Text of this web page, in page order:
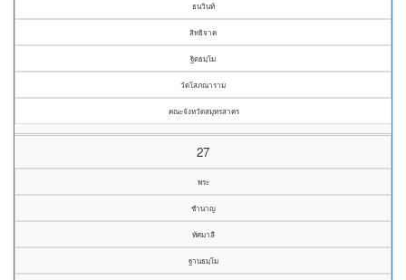
ธนวินท์
สิทธิจาค
ฐิตธมฺโม
วัดโสภณาราม
คณะจังหวัดสมุทรสาคร
27
พระ
ชำนาญ
ทัศมาลี
ฐานธมฺโม